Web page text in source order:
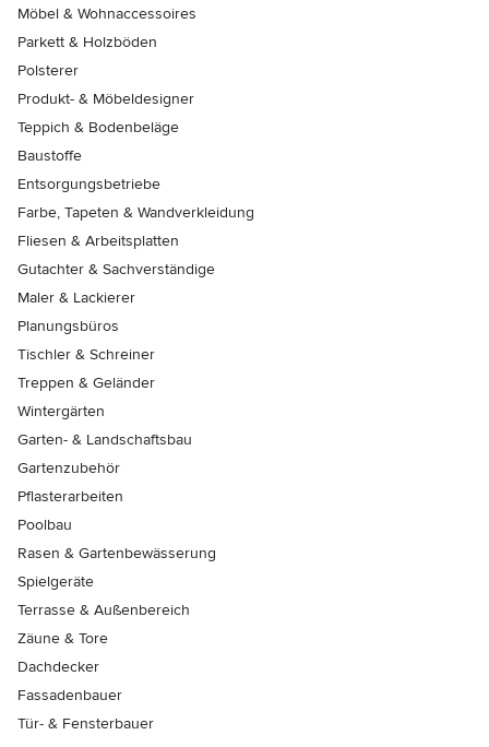
Möbel & Wohnaccessoires
Parkett & Holzböden
Polsterer
Produkt- & Möbeldesigner
Teppich & Bodenbeläge
Baustoffe
Entsorgungsbetriebe
Farbe, Tapeten & Wandverkleidung
Fliesen & Arbeitsplatten
Gutachter & Sachverständige
Maler & Lackierer
Planungsbüros
Tischler & Schreiner
Treppen & Geländer
Wintergärten
Garten- & Landschaftsbau
Gartenzubehör
Pflasterarbeiten
Poolbau
Rasen & Gartenbewässerung
Spielgeräte
Terrasse & Außenbereich
Zäune & Tore
Dachdecker
Fassadenbauer
Tür- & Fensterbauer